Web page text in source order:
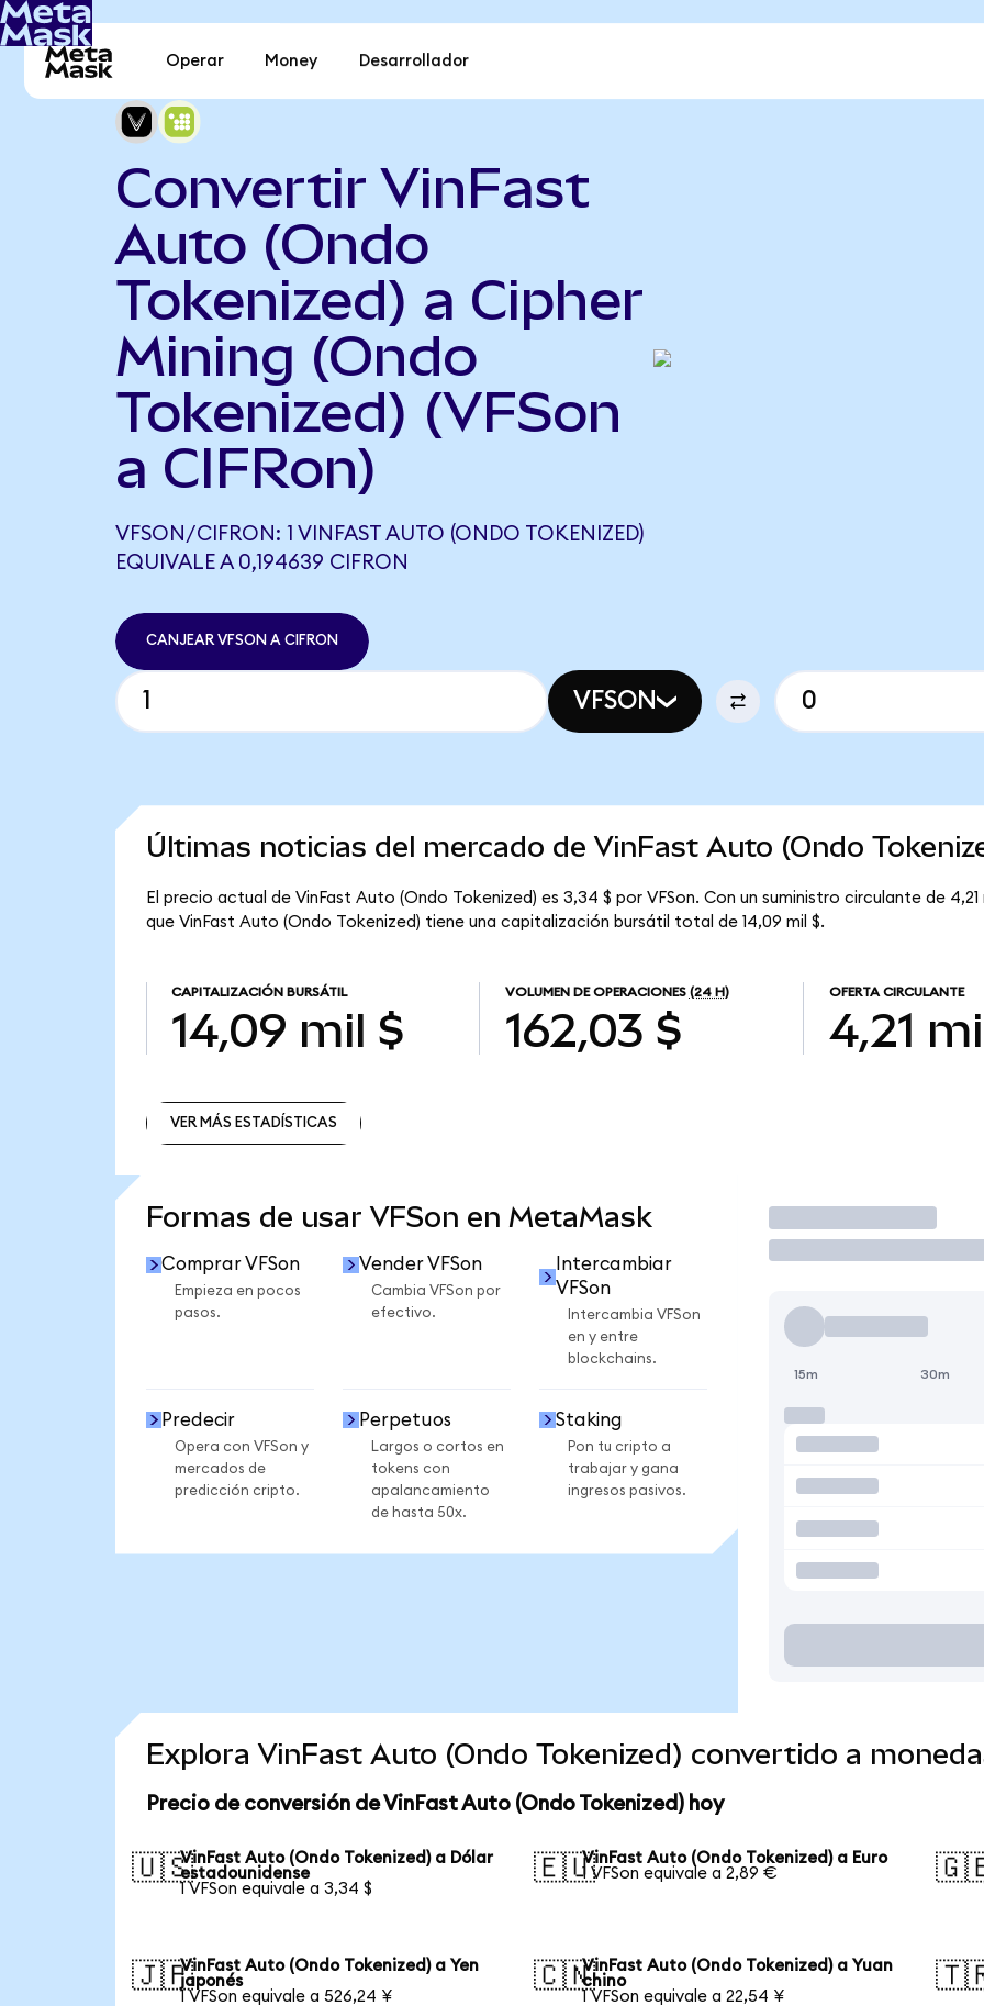
Operar Money Desarrollador
Convertir VinFast
Auto (Ondo
Tokenized) a Cipher
Mining (Ondo
Tokenized) (VFSon
a CIFRon)
VFSON/CIFRON: 1 VINFAST AUTO (ONDO TOKENIZED)
EQUIVALE A 0,194639 CIFRON
CANJEAR VFSON A CIFRON
VFSON
Últimas noticias del mercado de VinFast Auto (Ondo
El precio actual de VinFast Auto (Ondo Tokenized) es 3,34 $ por VFSon. Con un suministro circulante de 4,21
que VinFast Auto (Ondo Tokenized) tiene una capitalización bursátil total de 14,09 mil $.
CAPITALIZACIÓN BURSÁTIL
14,09 mil $
VOLUMEN DE OPERACIONES (24 H)
162,03 $
OFERTA CIRCULANTE
4,21
VER MÁS ESTADÍSTICAS
Formas de usar VFSon en MetaMask
Comprar VFSon
Empieza en pocos
pasos.
Vender VFSon
Cambia VFSon por
efectivo.
Intercambiar
VFSon
Intercambia VFSon
en y entre
blockchains.
Predecir
Opera con VFSon y
mercados de
predicción cripto.
Perpetuos
Largos o cortos en
tokens con
apalancamiento
de hasta 50x.
Staking
Pon tu cripto a
trabajar y gana
ingresos pasivos.
Operar
15m 30m
Explora VinFast Auto (Ondo Tokenized) convertido a
Precio de conversión de VinFast Auto (Ondo Tokenized) hoy
🇺🇸VinFast Auto (Ondo Tokenized) a Dólar
estadounidense
1 VFSon equivale a 3,34 $
🇪🇺VinFast Auto (Ondo Tokenized) a Euro
1 VFSon equivale a 2,89 €
🇯🇵VinFast Auto (Ondo Tokenized) a Yen
japonés
1 VFSon equivale a 526,24 ¥
🇨🇳VinFast Auto (Ondo Tokenized) a Yuan
chino
1 VFSon equivale a 22,54 ¥